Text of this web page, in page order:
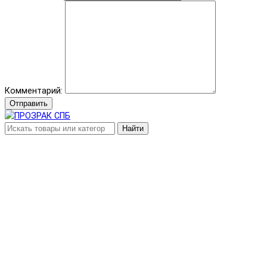
Комментарий:
Отправить
Найти